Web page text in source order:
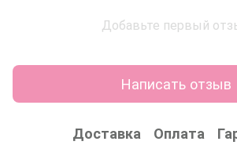
Добавьте первый
Написать отзыв
Доставка Оплата